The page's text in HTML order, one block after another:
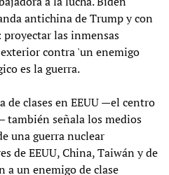
antichina de Trump y con
las inmensas
contra 'un enemigo
es la guerra.
de clases en EEUU —el centro
señala los medios
una guerra nuclear
de EEUU, China, Taiwán y de
a un enemigo de clase